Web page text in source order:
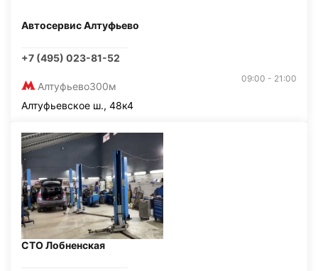
Автосервис Алтуфьево
+7 (495) 023-81-52
Алтуфьево300м
09:00 - 21:00
Алтуфьевское ш., 48к4
СТО Лобненская